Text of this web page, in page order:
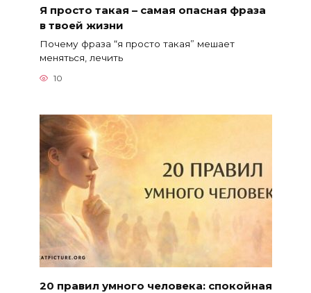
Я просто такая – самая опасная фраза
в твоей жизни
Почему фраза “я просто такая” мешает
меняться, лечить
10
20 правил умного человека: спокойная